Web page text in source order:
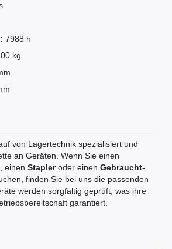
7988 h
kg
von Lagertechnik spezialisiert und
an Geräten. Wenn Sie einen
, einen Stapleroder einen Gebraucht-
finden Sie bei uns die passenden
werden sorgfältig geprüft, was ihre
garantiert.